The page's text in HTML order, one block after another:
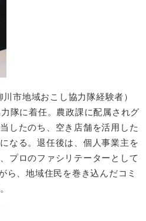
市地域おこし協力隊経験者）
に着任。農政課に配属されグ
したのち、空き店舗を活用した
なる。退任後は、個人事業主を
プロのファシリテーターとして
ら、地域住民を巻き込んだコミ